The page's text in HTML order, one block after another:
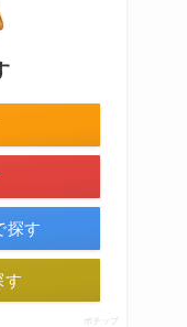
探す
す
ポチップ